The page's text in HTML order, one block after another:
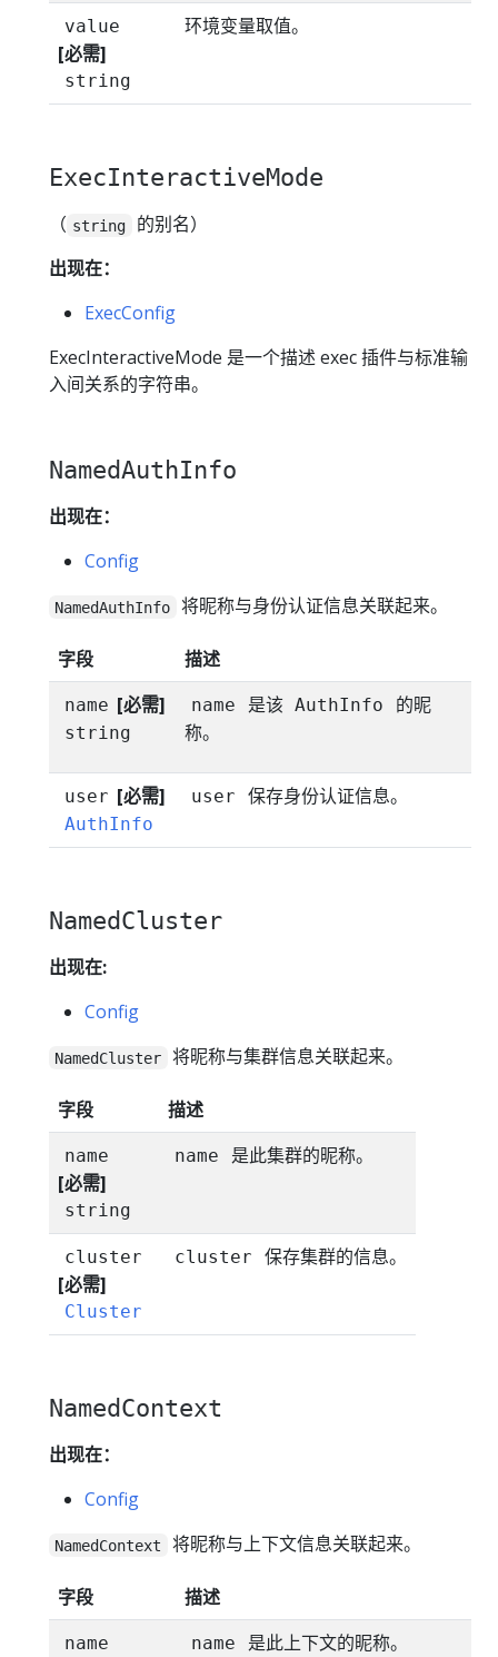
value
[必需]
string
环境变量取值。
ExecInteractiveMode
（ string
的别名）
出现在：
ExecConfig
ExecInteractiveMode 是一个描述 exec 插件与标准输
入间关系的字符串。
NamedAuthInfo
出现在：
Config
NamedAuthInfo 将昵称与身份认证信息关联起来。
字段 描述
name [必需]
string
name 是该 AuthInfo
的昵
称。
user [必需]
AuthInfo
user 保存身份认证信息。
NamedCluster
出现在:
Config
NamedCluster 将昵称与集群信息关联起来。
字段 描述
name
[必需]
string
name 是此集群的昵称。
cluster
[必需]
Cluster
cluster 保存集群的信息。
NamedContext
出现在：
Config
NamedContext 将昵称与上下文信息关联起来。
字段 描述
name name 是此上下文的昵称。